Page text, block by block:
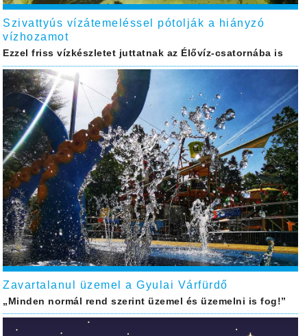
Szivattyús vízátemeléssel pótolják a hiányzó
vízhozamot
Ezzel friss vízkészletet juttatnak az Élővíz-csatornába is
Zavartalanul üzemel a Gyulai Várfürdő
„Minden normál rend szerint üzemel és üzemelni is fog!”